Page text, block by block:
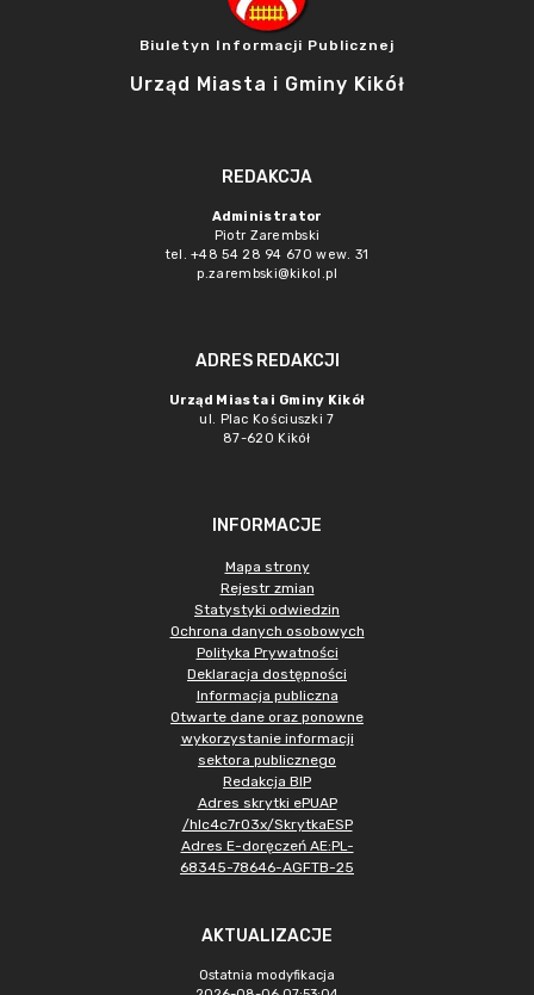
Biuletyn Informacji Publicznej
Urząd Miasta i Gminy Kikół
REDAKCJA
Administrator
Piotr Zarembski
tel. +48 54 28 94 670 wew. 31
p.zarembski@kikol.pl
ADRES REDAKCJI
Urząd Miasta i Gminy Kikół
ul. Plac Kościuszki 7
87-620 Kikół
INFORMACJE
Mapa strony
Rejestr zmian
Statystyki odwiedzin
Ochrona danych osobowych
Polityka Prywatności
Deklaracja dostępności
Informacja publiczna
Otwarte dane oraz ponowne
wykorzystanie informacji
sektora publicznego
Redakcja BIP
Adres skrytki ePUAP
/hlc4c7r03x/SkrytkaESP
Adres E-doręczeń AE:PL-
68345-78646-AGFTB-25
AKTUALIZACJE
Ostatnia modyfikacja